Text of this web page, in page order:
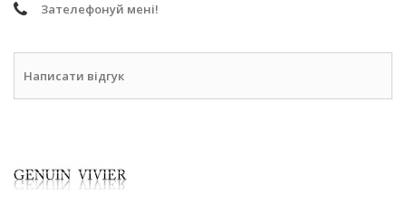
Зателефонуй мені!
Написати відгук